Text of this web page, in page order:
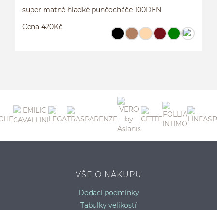
super matné hladké punčocháče 100DEN
Cena 420Kč
VŠE O NÁKUPU
Dodací podmínky
Tabulky velikostí